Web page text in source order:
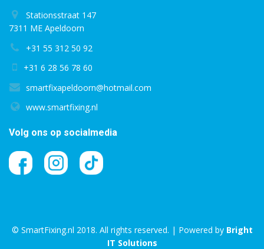
Stationsstraat 147
7311 ME Apeldoorn
+31 55 312 50 92
+31 6 28 56 78 60
smartfixapeldoorn@hotmail.com
www.smartfixing.nl
Volg ons op socialmedia
© SmartFixing.nl 2018. All rights reserved. | Powered by Bright
IT Solutions